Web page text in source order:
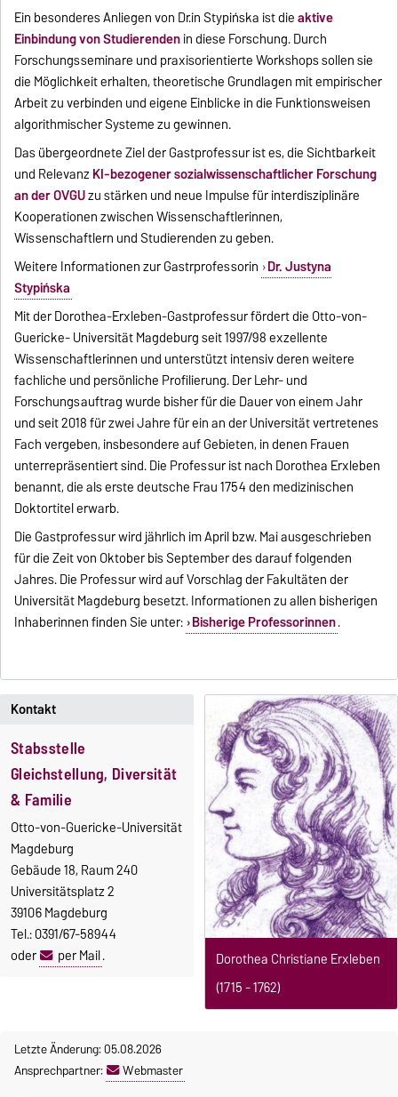
Ein besonderes Anliegen von Dr.in Stypińska ist dieaktive
Einbindung von Studierendenin diese Forschung. Durch
Forschungsseminare und praxisorientierte Workshops sollen sie
die Möglichkeit erhalten, theoretische Grundlagen mit empirischer
Arbeit zu verbinden und eigene Einblicke in die Funktionsweisen
algorithmischer Systeme zu gewinnen.
Das übergeordnete Ziel der Gastprofessur ist es, die Sichtbarkeit
und Relevanz KI-bezogener sozialwissenschaftlicher Forschung
an der OVGUzu stärken und neue Impulse für interdisziplinäre
Kooperationen zwischen Wissenschaftlerinnen,
Wissenschaftlern und Studierenden zu geben.
Weitere Informationen zur Gastrprofessorin Dr. Justyna
Stypińska
Mit der Dorothea-Erxleben-Gastprofessur fördert die Otto-von-
Guericke- Universität Magdeburg seit 1997/98 exzellente
Wissenschaftlerinnen und unterstützt intensiv deren weitere
fachliche und persönliche Profilierung. Der Lehr- und
Forschungsauftrag wurde bisher für die Dauer von einem Jahr
und seit 2018 für zwei Jahre für ein an der Universität vertretenes
Fach vergeben, insbesondere auf Gebieten, in denen Frauen
unterrepräsentiert sind. Die Professur ist nach Dorothea Erxleben
benannt, die als erste deutsche Frau 1754 den medizinischen
Doktortitel erwarb.
Die Gastprofessur wird jährlich im April bzw. Mai ausgeschrieben
für die Zeit von Oktober bis September des darauf folgenden
Jahres. Die Professur wird auf Vorschlag der Fakultäten der
Universität Magdeburg besetzt. Informationen zu allen bisherigen
Inhaberinnen finden Sie unter: Bisherige Professorinnen.
Kontakt
Stabsstelle
Gleichstellung, Diversität
& Familie
Otto-von-Guericke-Universität
Magdeburg
Gebäude 18, Raum 240
Universitätsplatz 2
39106 Magdeburg
Tel.: 0391/67-58944
oder
per Mail.
Dorothea Christiane Erxleben
(1715 - 1762)
Letzte Änderung: 05.08.2026
Ansprechpartner:
Webmaster